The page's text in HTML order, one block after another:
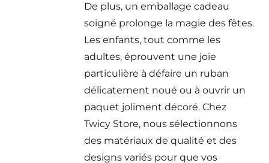
De plus, un emballage cadeau
soigné prolonge la magie des fêtes.
Les enfants, tout comme les
adultes, éprouvent une joie
particulière à défaire un ruban
délicatement noué ou à ouvrir un
paquet joliment décoré. Chez
Twicy Store, nous sélectionnons
des matériaux de qualité et des
designs variés pour que vos